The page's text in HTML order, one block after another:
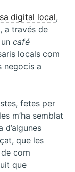
digital local,
a través de
café
locals com
negocis a
fetes per
m’ha semblat
d’algunes
que les
com
que